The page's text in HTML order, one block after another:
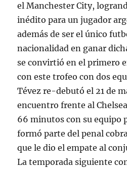
el Manchester City,
inédito para un jugador
además de ser el único
nacionalidad en ganar
se convirtió en el primero
con este trofeo con dos
Tévez re-debutó el 21 de
encuentro frente al
66 minutos con su equipo
formó parte del penal
que le dio el empate al
La temporada siguiente